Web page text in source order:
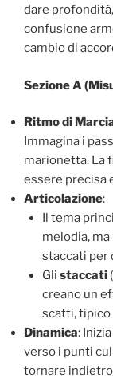
dare
confusione
cambio di
Sezione A
Ritmo di
Immagina i
marionetta. La
essere precisa
Articolazione:
Il tema
melodia,
staccati per
Gli staccati
creano un
scatti, tipico
Dinamica: Inizia
verso i punti
tornare